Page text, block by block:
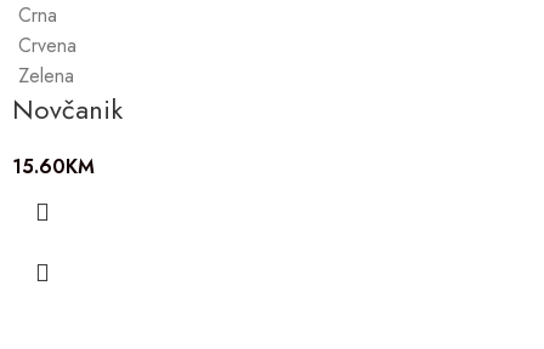
Crna
Crvena
Zelena
Novčanik
15.60KM